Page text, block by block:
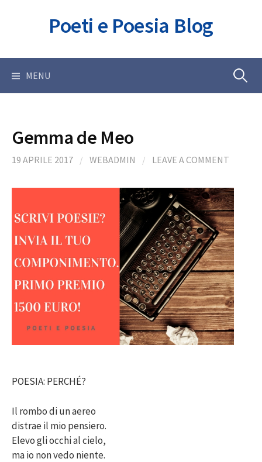
Poeti e Poesia Blog
MENU Ricerca
Gemma de Meo
19 APRILE 2017 / WEBADMIN / LEAVE A COMMENT
POESIA: PERCHÉ?
Il rombo di un aereo
distrae il mio pensiero.
Elevo gli occhi al cielo,
ma io non vedo niente.